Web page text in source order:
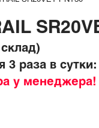
3 раза в сутки:
у менеджера!